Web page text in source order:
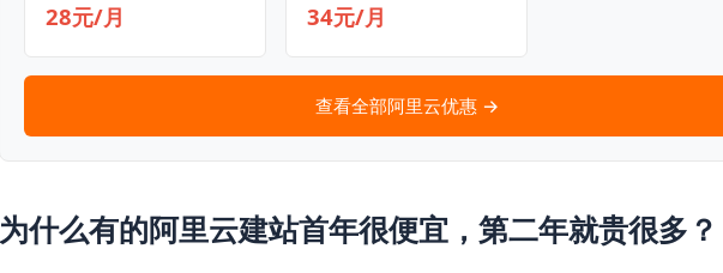
28元/月 34元/月
查看全部阿里云优惠 →
为什么有的阿里云建站首年很便宜，第二年就贵很多？